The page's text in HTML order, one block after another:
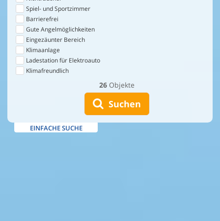
26 Objekte
Suchen
Spiel- und Sportzimmer
Barrierefrei
Gute Angelmöglichkeiten
Eingezäunter Bereich
Klimaanlage
Ladestation für Elektroauto
Klimafreundlich
EINFACHE SUCHE